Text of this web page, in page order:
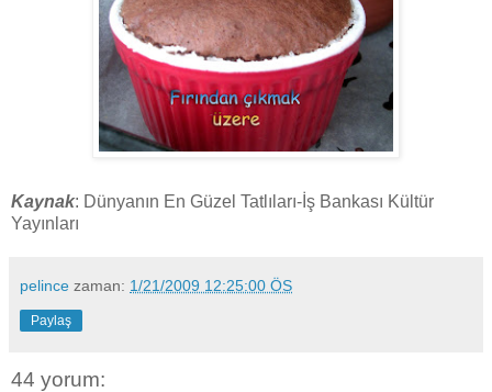
Kaynak: Dünyanın En Güzel Tatlıları-İş Bankası Kültür
Yayınları
pelince zaman: 1/21/2009 12:25:00 ÖS
Paylaş
44 yorum: